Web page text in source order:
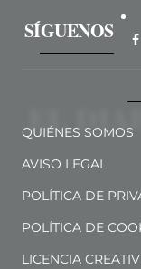
SÍGUENOS
QUIÉNES SOMOS
AVISO LEGAL
POLÍTICA DE
POLÍTICA DE
LICENCIA